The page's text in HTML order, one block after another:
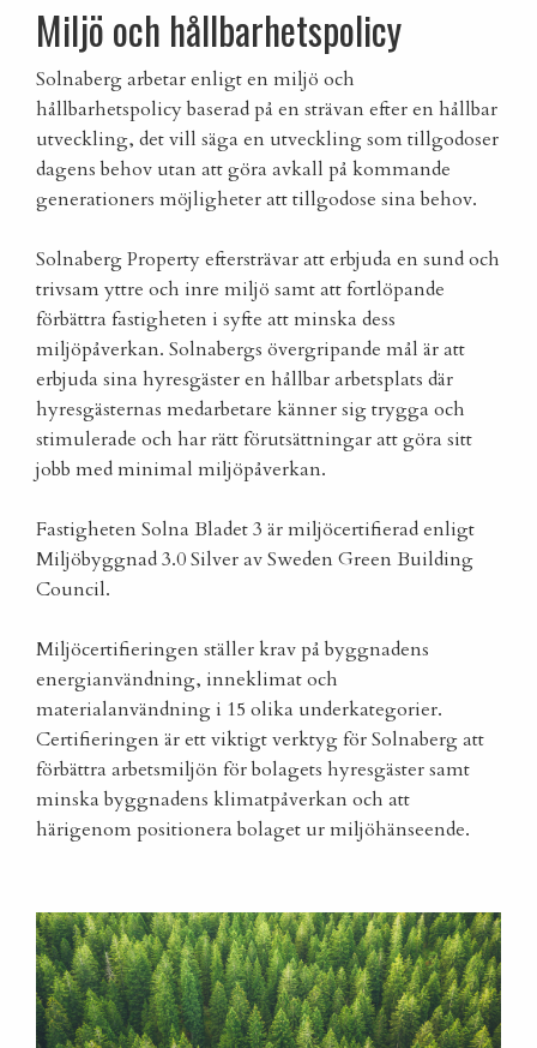
Miljö och hållbarhetspolicy
Solnaberg arbetar enligt en miljö och
hållbarhetspolicy baserad på en strävan efter en hållbar
utveckling, det vill säga en utveckling som tillgodoser
dagens behov utan att göra avkall på kommande
generationers möjligheter att tillgodose sina behov.
Solnaberg Property eftersträvar att erbjuda en sund och
trivsam yttre och inre miljö samt att fortlöpande
förbättra fastigheten i syfte att minska dess
miljöpåverkan. Solnabergs övergripande mål är att
erbjuda sina hyresgäster en hållbar arbetsplats där
hyresgästernas medarbetare känner sig trygga och
stimulerade och har rätt förutsättningar att göra sitt
jobb med minimal miljöpåverkan.
Fastigheten Solna Bladet 3 är miljöcertifierad enligt
Miljöbyggnad 3.0 Silver av Sweden Green Building
Council.
Miljöcertifieringen ställer krav på byggnadens
energianvändning, inneklimat och
materialanvändning i 15 olika underkategorier.
Certifieringen är ett viktigt verktyg för Solnaberg att
förbättra arbetsmiljön för bolagets hyresgäster samt
minska byggnadens klimatpåverkan och att
härigenom positionera bolaget ur miljöhänseende.